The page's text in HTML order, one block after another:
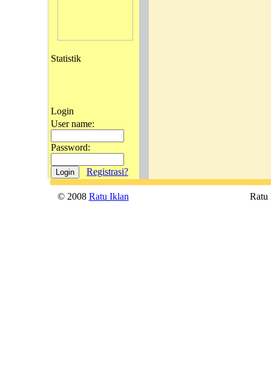
Statistik
Login
User name:
Password:
Registrasi?
© 2008 Ratu Iklan Ratu